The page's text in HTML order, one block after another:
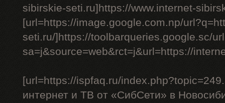
sibirskie-seti.ru]https://www.internet-
[url=https://image.google.com.np/
seti.ru/]https://toolbarqueries.google.sc/
sa=j&source=web&rct=j&url=https://
[url=https://ispfaq.ru/
интернет и ТВ от «СибСети» в